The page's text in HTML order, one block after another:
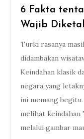
6 Fakta
Wajib
Turki rasanya
didambakan
Keindahan klasik
negara yang
ini memang begitu
melihat
melalui gambar